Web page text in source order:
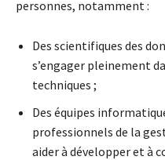
personnes, notamment :
Des scientifiques des
s’engager pleinement
techniques ;
Des équipes
professionnels de la
aider à développer et à